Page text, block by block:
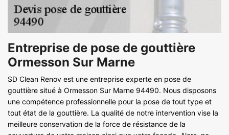
Entreprise de pose de gouttière
Ormesson Sur Marne
SD Clean Renov est une entreprise experte en pose de
gouttière situé à Ormesson Sur Marne 94490. Nous disposons
une compétence professionnelle pour la pose de tout type et
tout état de la gouttière. La qualité de notre intervention vise la
meilleure conservation de la force de résistance de la